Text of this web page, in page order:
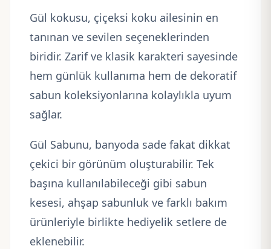
Gül kokusu, çiçeksi koku ailesinin en
tanınan ve sevilen seçeneklerinden
biridir. Zarif ve klasik karakteri sayesinde
hem günlük kullanıma hem de dekoratif
sabun koleksiyonlarına kolaylıkla uyum
sağlar.
Gül Sabunu, banyoda sade fakat dikkat
çekici bir görünüm oluşturabilir. Tek
başına kullanılabileceği gibi sabun
kesesi, ahşap sabunluk ve farklı bakım
ürünleriyle birlikte hediyelik setlere de
eklenebilir.